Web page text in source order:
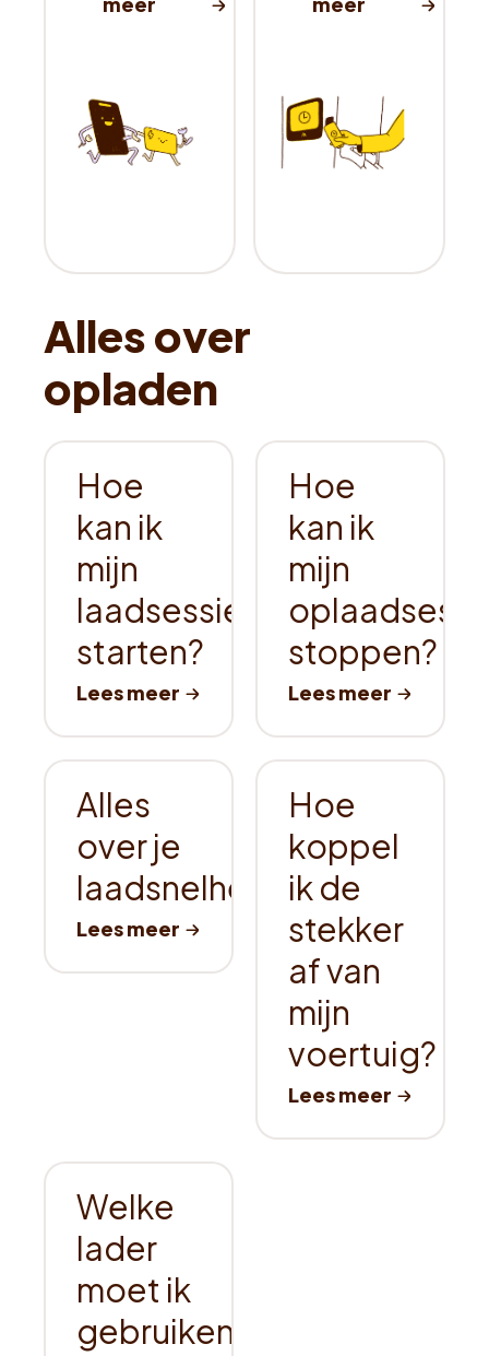
Alles over
opladen
Hoe
kan ik
mijn
laadsessie
starten?
Hoe
kan ik
mijn
stoppen?
Alles
over je
laadsnelheid
Hoe
koppel
ik de
stekker
af van
mijn
voertuig?
Welke
lader
moet ik
gebruiken?